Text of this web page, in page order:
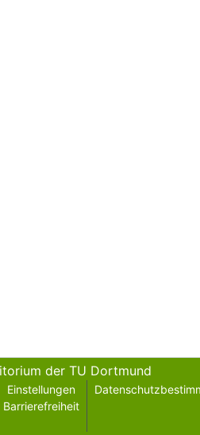
der TU Dortmund
Einstellungen
Barrierefreiheit